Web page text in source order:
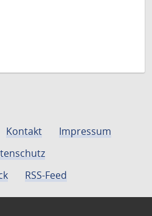
Kontakt
Impressum
RSS-Feed